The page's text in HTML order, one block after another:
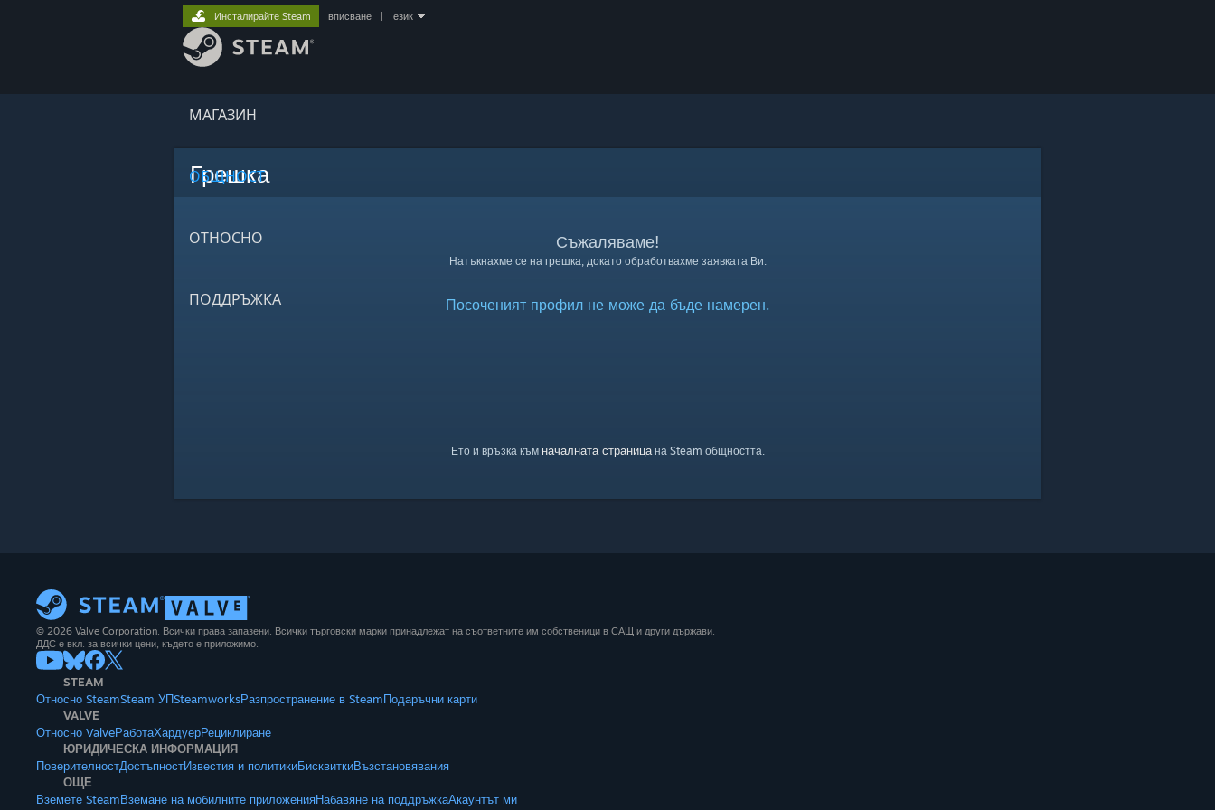
МАГАЗИН
ОБЩНОСТ
ОТНОСНО
ПОДДРЪЖКА
Инсталирайте Steam вписване език
Грешка
Съжаляваме!
Натъкнахме се на грешка, докато обработвахме заявката Ви:
Посоченият профил не може да бъде намерен.
Ето и връзка към началната страницана Steam общността.
© 2026 Valve Corporation. Всички права запазени. Всички търговски марки принадлежат на съответните им собственици в САЩ и други държави.
ДДС е вкл. за всички цени, където е приложимо.
STEAM
Относно SteamSteam УПSteamworksРазпространение в SteamПодаръчни карти
VALVE
Относно ValveРаботаХардуерРециклиране
ЮРИДИЧЕСКА ИНФОРМАЦИЯ
ПоверителностДостъпностИзвестия и политикиБисквиткиВъзстановявания
ОЩЕ
Вземете SteamВземане на мобилните приложенияНабавяне на поддръжкаАкаунтът ми